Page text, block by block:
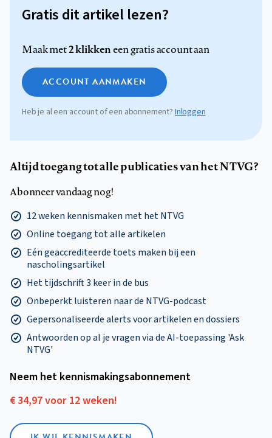
Gratis dit artikel lezen?
Maak met2 klikkeneen gratis account aan
ACCOUNT AANMAKEN
Heb je al een account of een abonnement? Inloggen
Altijd toegang tot alle publicaties van het NTVG?
Abonneer vandaag nog!
12 weken kennismaken met het NTVG
Online toegang tot alle artikelen
Eén geaccrediteerde toets maken bij een
nascholingsartikel
Het tijdschrift 3 keer in de bus
Onbeperkt luisteren naar de NTVG-podcast
Gepersonaliseerde alerts voor artikelen en dossiers
Antwoorden op al je vragen via de AI-toepassing 'Ask
NTVG'
Neem het kennismakings­abonnement
€ 34,97 voor 12 weken!